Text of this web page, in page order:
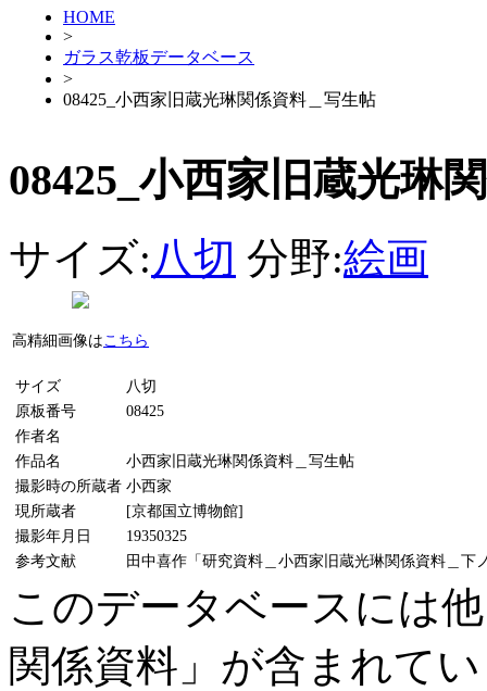
HOME
>
ガラス乾板データベース
>
08425_小西家旧蔵光琳関係資料＿写生帖
08425_小西家旧蔵光琳
サイズ:八切 分野:絵画
高精細画像はこちら
サイズ
八切
原板番号
08425
作者名
作品名
小西家旧蔵光琳関係資料＿写生帖
撮影時の所蔵者 小西家
現所蔵者
[京都国立博物館]
撮影年月日
19350325
参考文献
田中喜作「研究資料＿小西家旧蔵光琳関係資料＿下
このデータベースには
関係資料」が含まれて